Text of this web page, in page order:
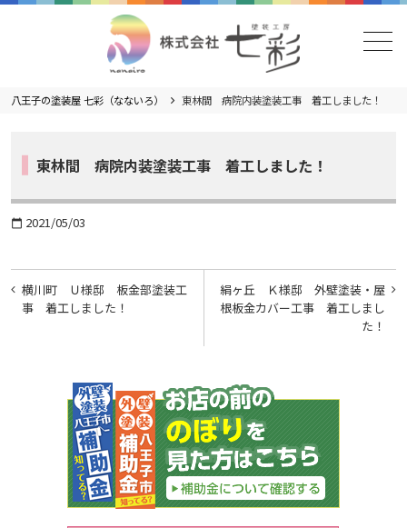
メニュー
八王子の塗装屋 七彩（なないろ） 東林間 病院内装塗装工事 着工しました！
東林間 病院内装塗装工事 着工しました！
calendar_today 2021/05/03
投
稿
絹ヶ丘 Ｋ様邸 外壁塗装・屋
根板金カバー工事 着工しまし
た！
横川町 Ｕ様邸 板金部塗装工
事 着工しました！